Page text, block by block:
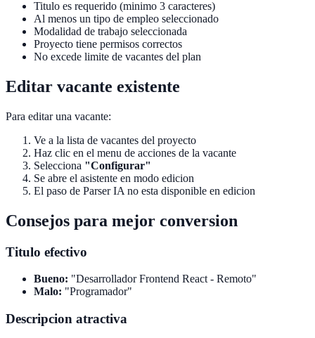
Titulo es requerido (minimo 3 caracteres)
Al menos un tipo de empleo seleccionado
Modalidad de trabajo seleccionada
Proyecto tiene permisos correctos
No excede limite de vacantes del plan
Editar vacante existente
Para editar una vacante:
Ve a la lista de vacantes del proyecto
Haz clic en el menu de acciones de la vacante
Selecciona "Configurar"
Se abre el asistente en modo edicion
El paso de Parser IA no esta disponible en edicion
Consejos para mejor conversion
Titulo efectivo
Bueno: "Desarrollador Frontend React - Remoto"
Malo: "Programador"
Descripcion atractiva